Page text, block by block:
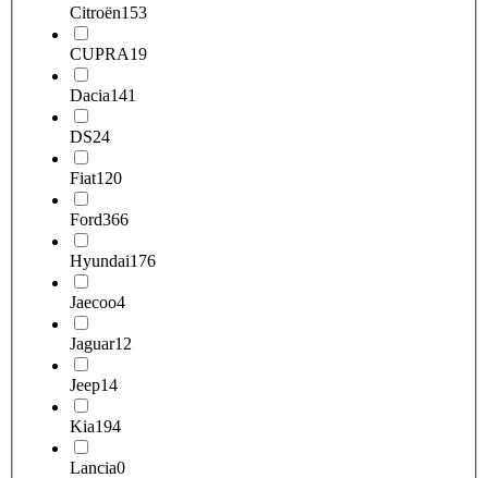
Citroën153
CUPRA19
Dacia141
DS24
Fiat120
Ford366
Hyundai176
Jaecoo4
Jaguar12
Jeep14
Kia194
Lancia0